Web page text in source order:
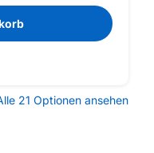
21 Optionen ansehen